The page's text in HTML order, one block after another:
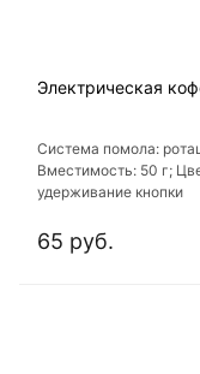
Электрическая
Система помола:
Вместимость: 50 г;
удерживание кнопки
65 руб.